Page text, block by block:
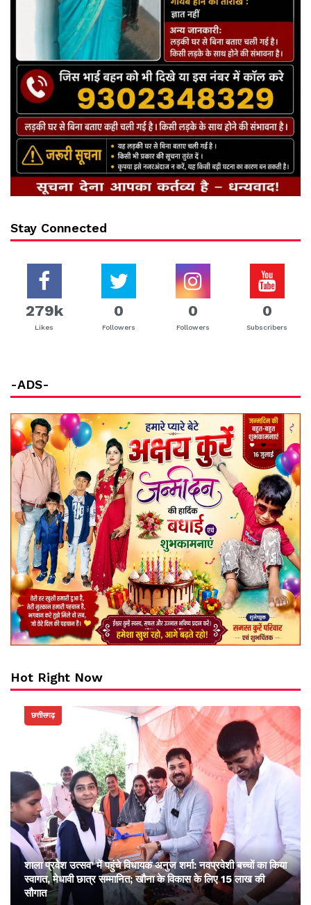
Stay Connected
279k
Likes
0
Followers
0
Followers
0
Subscribers
-ADS-
Hot Right Now
छत्तीसगढ़
शाला प्रवेश उत्सव’ में पहुंचे विधायक अनुज शर्मा: नवप्रवेशी बच्चों का किया
स्वागत, मेधावी छात्र सम्मानित; खौना के विकास के लिए 15 लाख की
सौगात